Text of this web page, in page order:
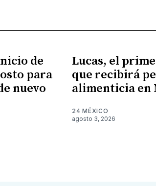
de
para
nuevo
Lucas, el
que recibirá
alimenticia en
24 MÉXICO
agosto 3, 2026